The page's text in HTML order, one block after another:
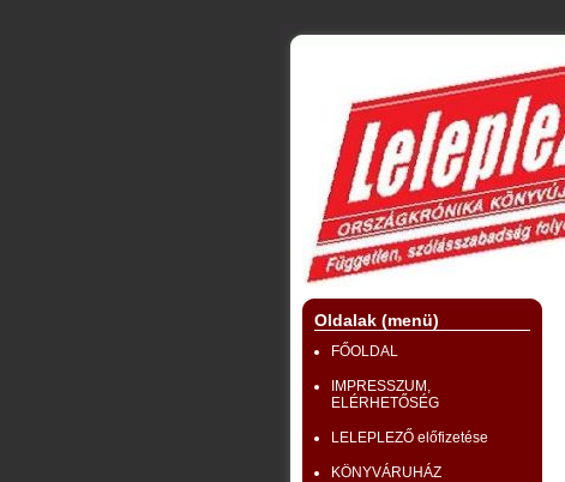
Oldalak (menü)
FŐOLDAL
IMPRESSZUM,
ELÉRHETŐSÉG
LELEPLEZŐ előfizetése
KÖNYVÁRUHÁZ